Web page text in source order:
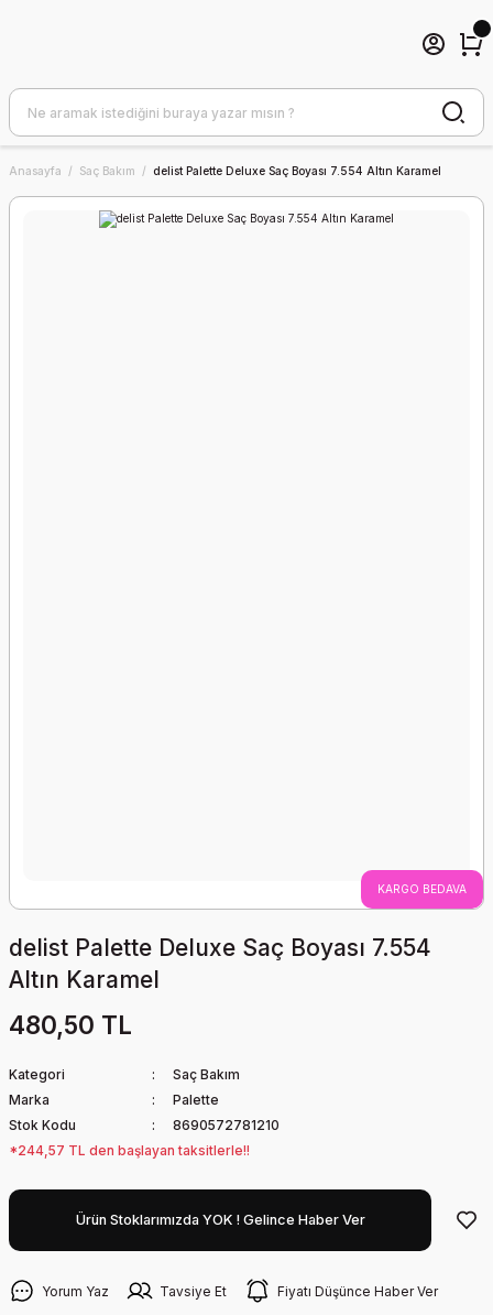
Anasayfa Saç Bakım delist Palette Deluxe Saç Boyası 7.554 Altın Karamel
KARGO BEDAVA
delist Palette Deluxe Saç Boyası 7.554
Altın Karamel
480,50 TL
Kategori
Saç Bakım
Marka
Palette
Stok Kodu
8690572781210
*244,57 TL den başlayan taksitlerle!!
Ürün Stoklarımızda YOK ! Gelince Haber Ver
Yorum Yaz Tavsiye Et Fiyatı Düşünce Haber Ver